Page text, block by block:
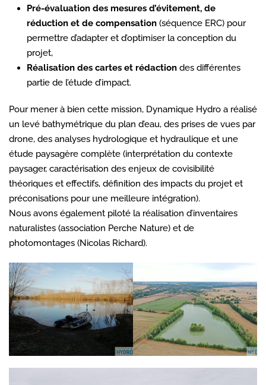
Pré-évaluation des mesures d’évitement, de
réduction et de compensation (séquence ERC) pour
permettre d’adapter et d’optimiser la conception du
projet,
Réalisation des cartes et rédaction des différentes
partie de l’étude d’impact.
Pour mener à bien cette mission, Dynamique Hydro a réalisé
un levé bathymétrique du plan d’eau, des prises de vues par
drone, des analyses hydrologique et hydraulique et une
étude paysagère complète (interprétation du contexte
paysager, caractérisation des enjeux de covisibilité
théoriques et effectifs, définition des impacts du projet et
préconisations pour une meilleure intégration).
Nous avons également piloté la réalisation d’inventaires
naturalistes (association Perche Nature) et de
photomontages (Nicolas Richard).